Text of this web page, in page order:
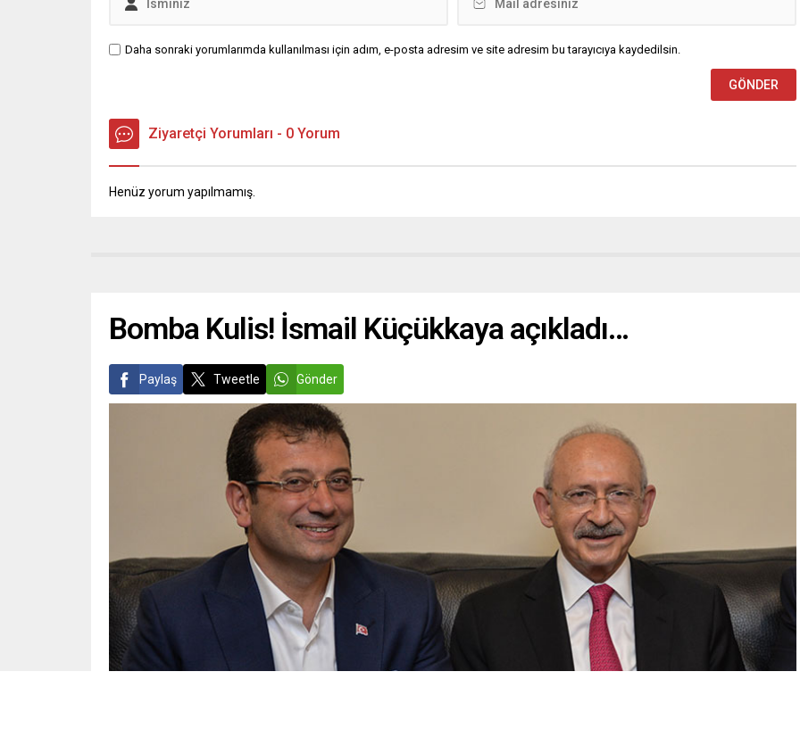
Daha sonraki yorumlarımda kullanılması için adım, e-posta adresim ve site adresim bu tarayıcıya kaydedilsin.
Ziyaretçi Yorumları - 0 Yorum
Henüz yorum yapılmamış.
Bomba Kulis! İsmail Küçükkaya açıkladı…
Paylaş Tweetle Gönder